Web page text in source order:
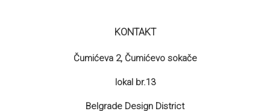
KONTAKT
Čumićeva 2, Čumićevo sokače
lokal br.13
Belgrade Design District